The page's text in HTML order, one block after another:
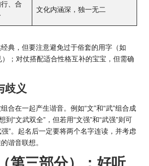
、合
文化内涵深，独一无二
经典，但要注意避免过于俗套的用字（如
）；对仗搭配适合性格互补的宝宝，但需确
歧义
合在一起产生谐音。例如“文”和“武”组合成
到“文武双全”，但若用“文强”和“武强”则可
强”。起名后一定要将两个名字连读，并考虑
谐音联想。